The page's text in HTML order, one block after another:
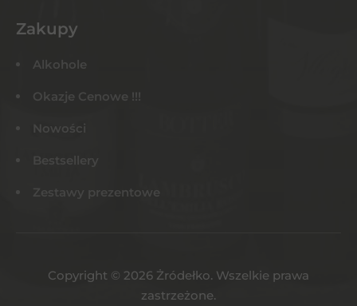
Zakupy
Alkohole
Okazje Cenowe !!!
Nowości
Bestsellery
Zestawy prezentowe
Copyright © 2026 Żródełko. Wszelkie prawa
zastrzeżone.